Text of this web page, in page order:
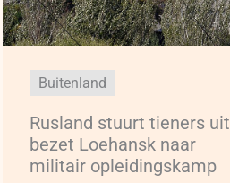
Buitenland
Rusland stuurt tieners uit
bezet Loehansk naar
militair opleidingskamp